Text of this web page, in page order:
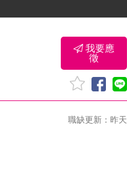
我要應
徵
職缺更新：昨天